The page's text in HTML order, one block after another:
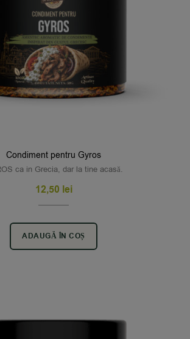
Condiment pentru Gyros
ca in Grecia, dar la tine acasă.
12,50 lei
ADAUGĂ ÎN COȘ